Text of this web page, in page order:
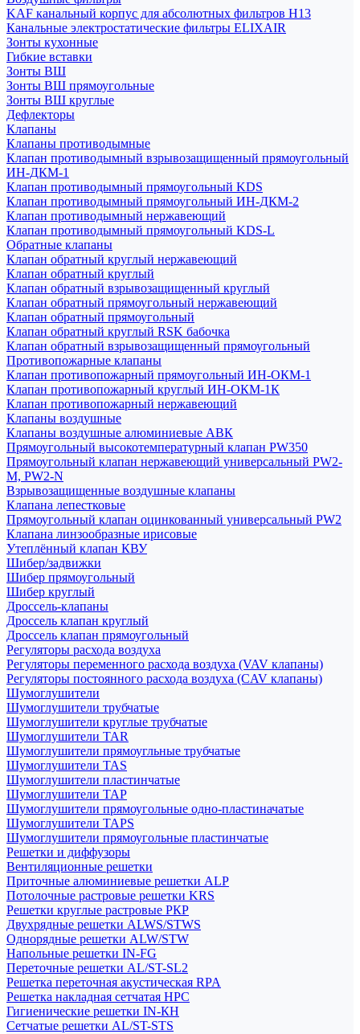
KAF канальный корпус для абсолютных фильтров H13
Канальные электростатические фильтры ELIXAIR
Зонты кухонные
Гибкие вставки
Зонты ВШ
Зонты ВШ прямоугольные
Зонты ВШ круглые
Дефлекторы
Клапаны
Клапаны противодымные
Клапан противодымный взрывозащищенный прямоугольный
ИН-ДКМ-1
Клапан противодымный прямоугольный KDS
Клапан противодымный прямоугольный ИН-ДКМ-2
Клапан противодымный нержавеющий
Клапан противодымный прямоугольный KDS-L
Обратные клапаны
Клапан обратный круглый нержавеющий
Клапан обратный круглый
Клапан обратный взрывозащищенный круглый
Клапан обратный прямоугольный нержавеющий
Клапан обратный прямоугольный
Клапан обратный круглый RSK бабочка
Клапан обратный взрывозащищенный прямоугольный
Противопожарные клапаны
Клапан противопожарный прямоугольный ИН-ОКМ-1
Клапан противопожарный круглый ИН-ОКМ-1К
Клапан противопожарный нержавеющий
Клапаны воздушные
Клапаны воздушные алюминиевые АВК
Прямоугольный высокотемпературный клапан PW350
Прямоугольный клапан нержавеющий универсальный PW2-
M, PW2-N
Взрывозащищенные воздушные клапаны
Клапана лепестковые
Прямоугольный клапан оцинкованный универсальный PW2
Клапана линзообразные ирисовые
Утеплённый клапан КВУ
Шибер/задвижки
Шибер прямоугольный
Шибер круглый
Дроссель-клапаны
Дроссель клапан круглый
Дроссель клапан прямоугольный
Регуляторы расхода воздуха
Регуляторы переменного расхода воздуха (VAV клапаны)
Регуляторы постоянного расхода воздуха (CAV клапаны)
Шумоглушители
Шумоглушители трубчатые
Шумоглушители круглые трубчатые
Шумоглушители TAR
Шумоглушители прямоугльные трубчатые
Шумоглушители TAS
Шумоглушители пластинчатые
Шумоглушители TAP
Шумоглушители прямоугольные одно-пластиначатые
Шумоглушители TAPS
Шумоглушители прямоугольные пластинчатые
Решетки и диффузоры
Вентиляционные решетки
Приточные алюминиевые решетки ALP
Потолочные растровые решетки KRS
Решетки круглые растровые РКР
Двухрядные решетки ALWS/STWS
Однорядные решетки ALW/STW
Напольные решетки IN-FG
Переточные решетки AL/ST-SL2
Решетка переточная акустическая RPA
Решетка накладная сетчатая НРС
Гигиенические решетки IN-КН
Сетчатые решетки AL/ST-STS